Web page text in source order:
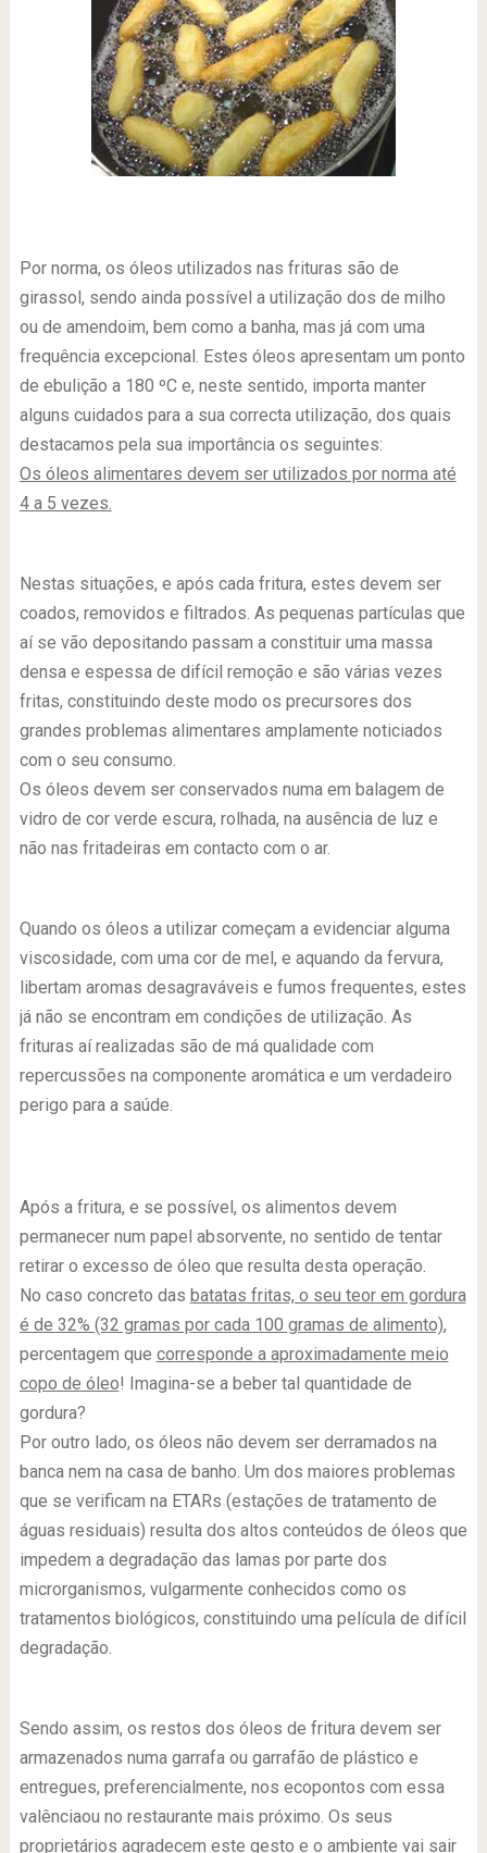
Por norma, os óleos utilizados nas frituras são de
girassol, sendo ainda possível a utilização dos de milho
ou de amendoim, bem como a banha, mas já com uma
frequência excepcional. Estes óleos apresentam um ponto
de ebulição a 180 ºC e, neste sentido, importa manter
alguns cuidados para a sua correcta utilização, dos quais
destacamos pela sua importância os seguintes:
Os óleos alimentares devem ser utilizados por norma até
4 a 5 vezes.
Nestas situações, e após cada fritura, estes devem ser
coados, removidos e filtrados. As pequenas partículas que
aí se vão depositando passam a constituir uma massa
densa e espessa de difícil remoção e são várias vezes
fritas, constituindo deste modo os precursores dos
grandes problemas alimentares amplamente noticiados
com o seu consumo.
Os óleos devem ser conservados numa em balagem de
vidro de cor verde escura, rolhada, na ausência de luz e
não nas fritadeiras em contacto com o ar.
Quando os óleos a utilizar começam a evidenciar alguma
viscosidade, com uma cor de mel, e aquando da fervura,
libertam aromas desagraváveis e fumos frequentes, estes
já não se encontram em condições de utilização. As
frituras aí realizadas são de má qualidade com
repercussões na componente aromática e um verdadeiro
perigo para a saúde.
Após a fritura, e se possível, os alimentos devem
permanecer num papel absorvente, no sentido de tentar
retirar o excesso de óleo que resulta desta operação.
No caso concreto das batatas fritas, o seu teor em gordura
é de 32% (32 gramas por cada 100 gramas de alimento),
percentagem que corresponde a aproximadamente meio
copo de óleo! Imagina-se a beber tal quantidade de
gordura?
Por outro lado, os óleos não devem ser derramados na
banca nem na casa de banho. Um dos maiores problemas
que se verificam na ETARs (estações de tratamento de
águas residuais) resulta dos altos conteúdos de óleos que
impedem a degradação das lamas por parte dos
microrganismos, vulgarmente conhecidos como os
tratamentos biológicos, constituindo uma película de difícil
degradação.
Sendo assim, os restos dos óleos de fritura devem ser
armazenados numa garrafa ou garrafão de plástico e
entregues, preferencialmente, nos ecopontos com essa
valênciaou no restaurante mais próximo. Os seus
proprietários agradecem este gesto e o ambiente vai sair